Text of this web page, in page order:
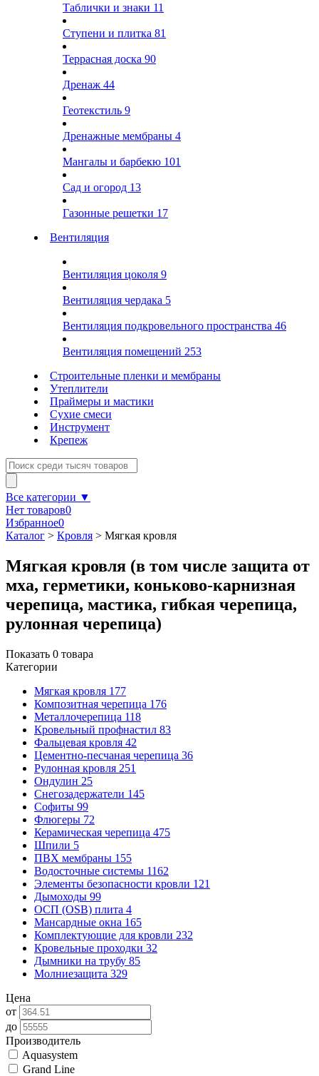
Таблички и знаки 11
Ступени и плитка 81
Террасная доска 90
Дренаж 44
Геотекстиль 9
Дренажные мембраны 4
Мангалы и барбекю 101
Сад и огород 13
Газонные решетки 17
Вентиляция
Вентиляция цоколя 9
Вентиляция чердака 5
Вентиляция подкровельного пространства 46
Вентиляция помещений 253
Строительные пленки и мембраны
Утеплители
Праймеры и мастики
Сухие смеси
Инструмент
Крепеж
Все категории ▼
Нет товаров0
Избранное0
Каталог > Кровля > Мягкая кровля
Мягкая кровля (в том числе защита от
мха, герметики, коньково-карнизная
черепица, мастика, гибкая черепица,
рулонная черепица)
Показать 0 товара
Категории
Мягкая кровля 177
Композитная черепица 176
Металлочерепица 118
Кровельный профнастил 83
Фальцевая кровля 42
Цементно-песчаная черепица 36
Рулонная кровля 251
Ондулин 25
Снегозадержатели 145
Софиты 99
Флюгеры 72
Керамическая черепица 475
Шпили 5
ПВХ мембраны 155
Водосточные системы 1162
Элементы безопасности кровли 121
Дымоходы 99
ОСП (OSB) плита 4
Мансардные окна 165
Комплектующие для кровли 232
Кровельные проходки 32
Дымники на трубу 85
Молниезащита 329
Цена
от
до
Производитель
Aquasystem
Grand Line